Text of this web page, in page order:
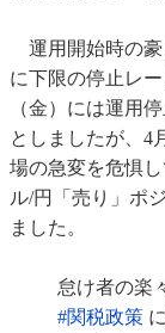
運用開始時の豪
に下限の停止レ
（金）には運用
としましたが、4
場の急変を危惧
ル/円「売り」ポ
ました。
怠け者の楽
#関税政策